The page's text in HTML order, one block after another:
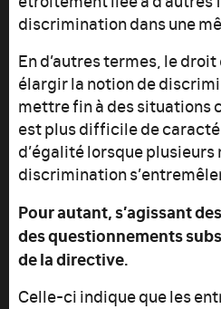
discrimination dans une
En d’autres termes, le
élargir la notion de
mettre fin à des situations
est plus difficile de
d’égalité lorsque
discrimination
Pour autant, s’agissant
des questionnements
de la directive.
Celle-ci indique que les